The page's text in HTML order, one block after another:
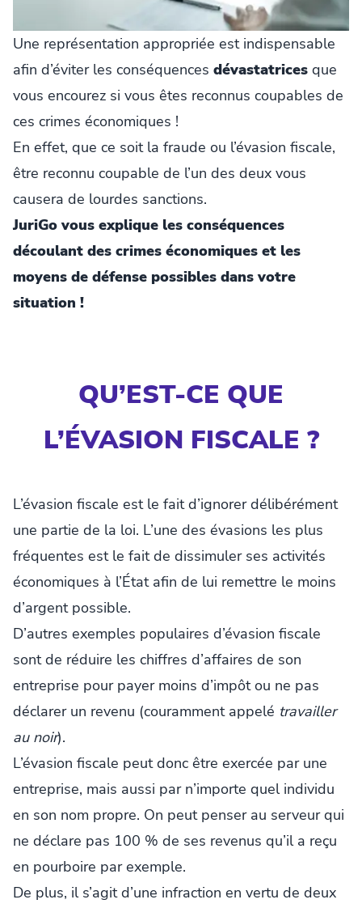
Une représentation appropriée est indispensable
afin d’éviter les conséquences dévastatrices que
vous encourez si vous êtes reconnus coupables de
ces crimes économiques !
En effet, que ce soit la fraude ou l’évasion fiscale,
être reconnu coupable de l’un des deux vous
causera de lourdes sanctions.
JuriGo vous explique les conséquences
découlant des crimes économiques et les
moyens de défense possibles dans votre
situation !
QU’EST-CE QUE
L’ÉVASION FISCALE ?
L’évasion fiscale est le fait d’ignorer délibérément
une partie de la loi. L’une des évasions les plus
fréquentes est le fait de dissimuler ses activités
économiques à l’État afin de lui remettre le moins
d’argent possible.
D’autres exemples populaires d’évasion fiscale
sont de réduire les chiffres d’affaires de son
entreprise pour payer moins d’impôt ou ne pas
déclarer un revenu (couramment appelé travailler
au noir).
L’évasion fiscale peut donc être exercée par une
entreprise, mais aussi par n’importe quel individu
en son nom propre. On peut penser au serveur qui
ne déclare pas 100 % de ses revenus qu’il a reçu
en pourboire par exemple.
De plus, il s’agit d’une infraction en vertu de deux